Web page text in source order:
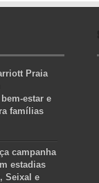
Praia
estar e
famílias
campanha
estadias
Seixal e